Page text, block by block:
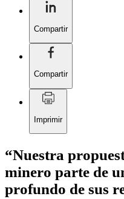
Compartir
Compartir
Imprimir
“Nuestra
minero parte de
profundo de sus